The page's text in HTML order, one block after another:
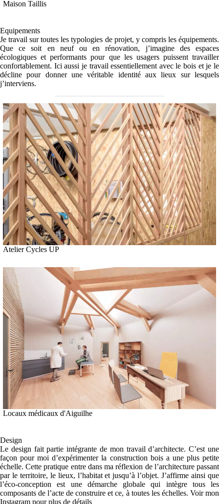
Maison Taillis
Equipements
Je travail sur toutes les typologies de projet, y compris les équipements.
Que ce soit en neuf ou en rénovation, j’imagine des espaces
écologiques et performants pour que les usagers puissent travailler
confortablement. Ici aussi je travail essentiellement avec le bois et je le
décline pour donner une véritable identité aux lieux sur lesquels
j’interviens.
Atelier Cycles UP
Locaux médicaux d'Aiguilhe
Design
Le design fait partie intégrante de mon travail d’architecte. C’est une
façon pour moi d’expérimenter la construction bois a une plus petite
échelle. Cette pratique entre dans ma réflexion de l’architecture passant
par le territoire, le lieux, l’habitat et jusqu’à l’objet. J’affirme ainsi que
l’éco-conception est une démarche globale qui intègre tous les
composants de l’acte de construire et ce, à toutes les échelles. Voir mon
Instagram pour plus de détails